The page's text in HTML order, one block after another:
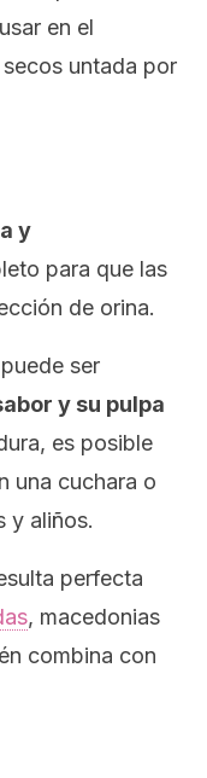
en el
untada por
y
para que las
de orina.
ser
y su pulpa
es posible
una cuchara o
y aliños.
perfecta
, macedonias
combina con